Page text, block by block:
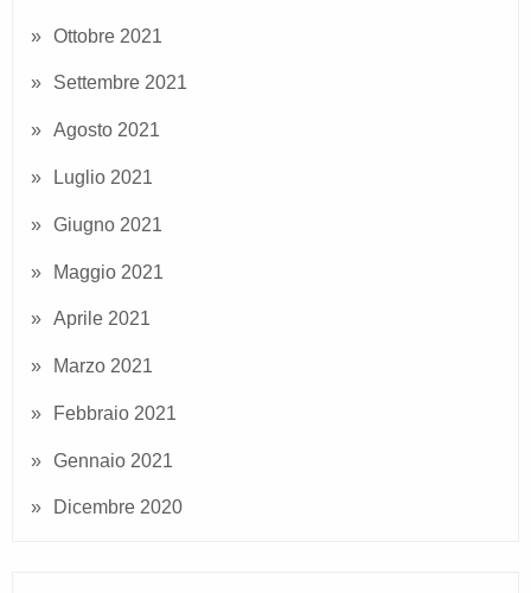
Ottobre 2021
Settembre 2021
Agosto 2021
Luglio 2021
Giugno 2021
Maggio 2021
Aprile 2021
Marzo 2021
Febbraio 2021
Gennaio 2021
Dicembre 2020